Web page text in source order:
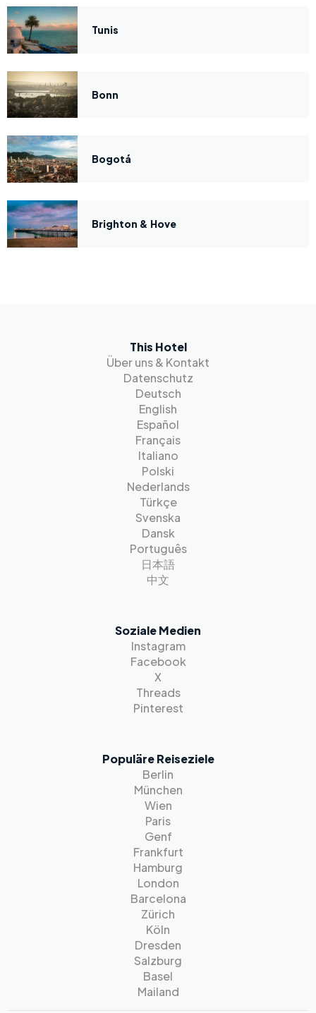
Tunis
Bonn
Bogotá
Brighton & Hove
This Hotel
Über uns & Kontakt
Datenschutz
Deutsch
English
Español
Français
Italiano
Polski
Nederlands
Türkçe
Svenska
Dansk
Português
日本語
中文
Soziale Medien
Instagram
Facebook
X
Threads
Pinterest
Populäre Reiseziele
Berlin
München
Wien
Paris
Genf
Frankfurt
Hamburg
London
Barcelona
Zürich
Köln
Dresden
Salzburg
Basel
Mailand